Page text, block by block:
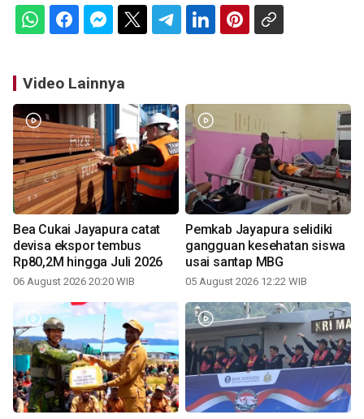
Video Lainnya
Bea Cukai Jayapura catat
devisa ekspor tembus
Rp80,2M hingga Juli 2026
06 August 2026 20:20 WIB
Pemkab Jayapura selidiki
gangguan kesehatan siswa
usai santap MBG
05 August 2026 12:22 WIB